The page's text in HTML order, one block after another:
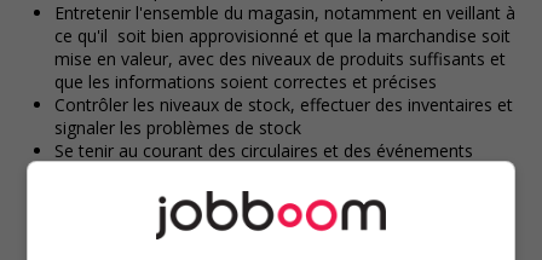
Entretenir l'ensemble du magasin, notamment en veillant à
ce qu'il soit bien approvisionné et que la marchandise soit
mise en valeur, avec des niveaux de produits suffisants et
que les informations soient correctes et précises
Contrôler les niveaux de stock, effectuer des inventaires et
signaler les problèmes de stock
Se tenir au courant des circulaires et des événements
S'efforcer activement d'accroître sa connaissance des
produits, de comprendre les techniques d'application et/ou
de rénovation et d'améliorer ses compétences en matière